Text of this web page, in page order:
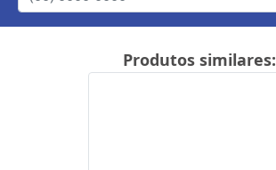
Produtos similares: